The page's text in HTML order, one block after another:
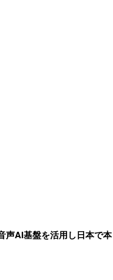
声AI基盤を活用し日本で本